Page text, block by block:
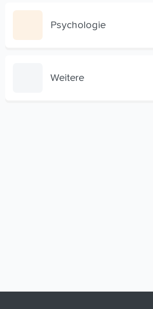
Psychologie
Weitere